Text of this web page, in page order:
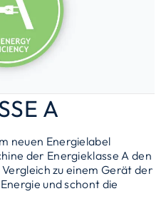
A
neuen Energielabel
der Energieklasse A den
Vergleich zu einem Gerät der
und schont die